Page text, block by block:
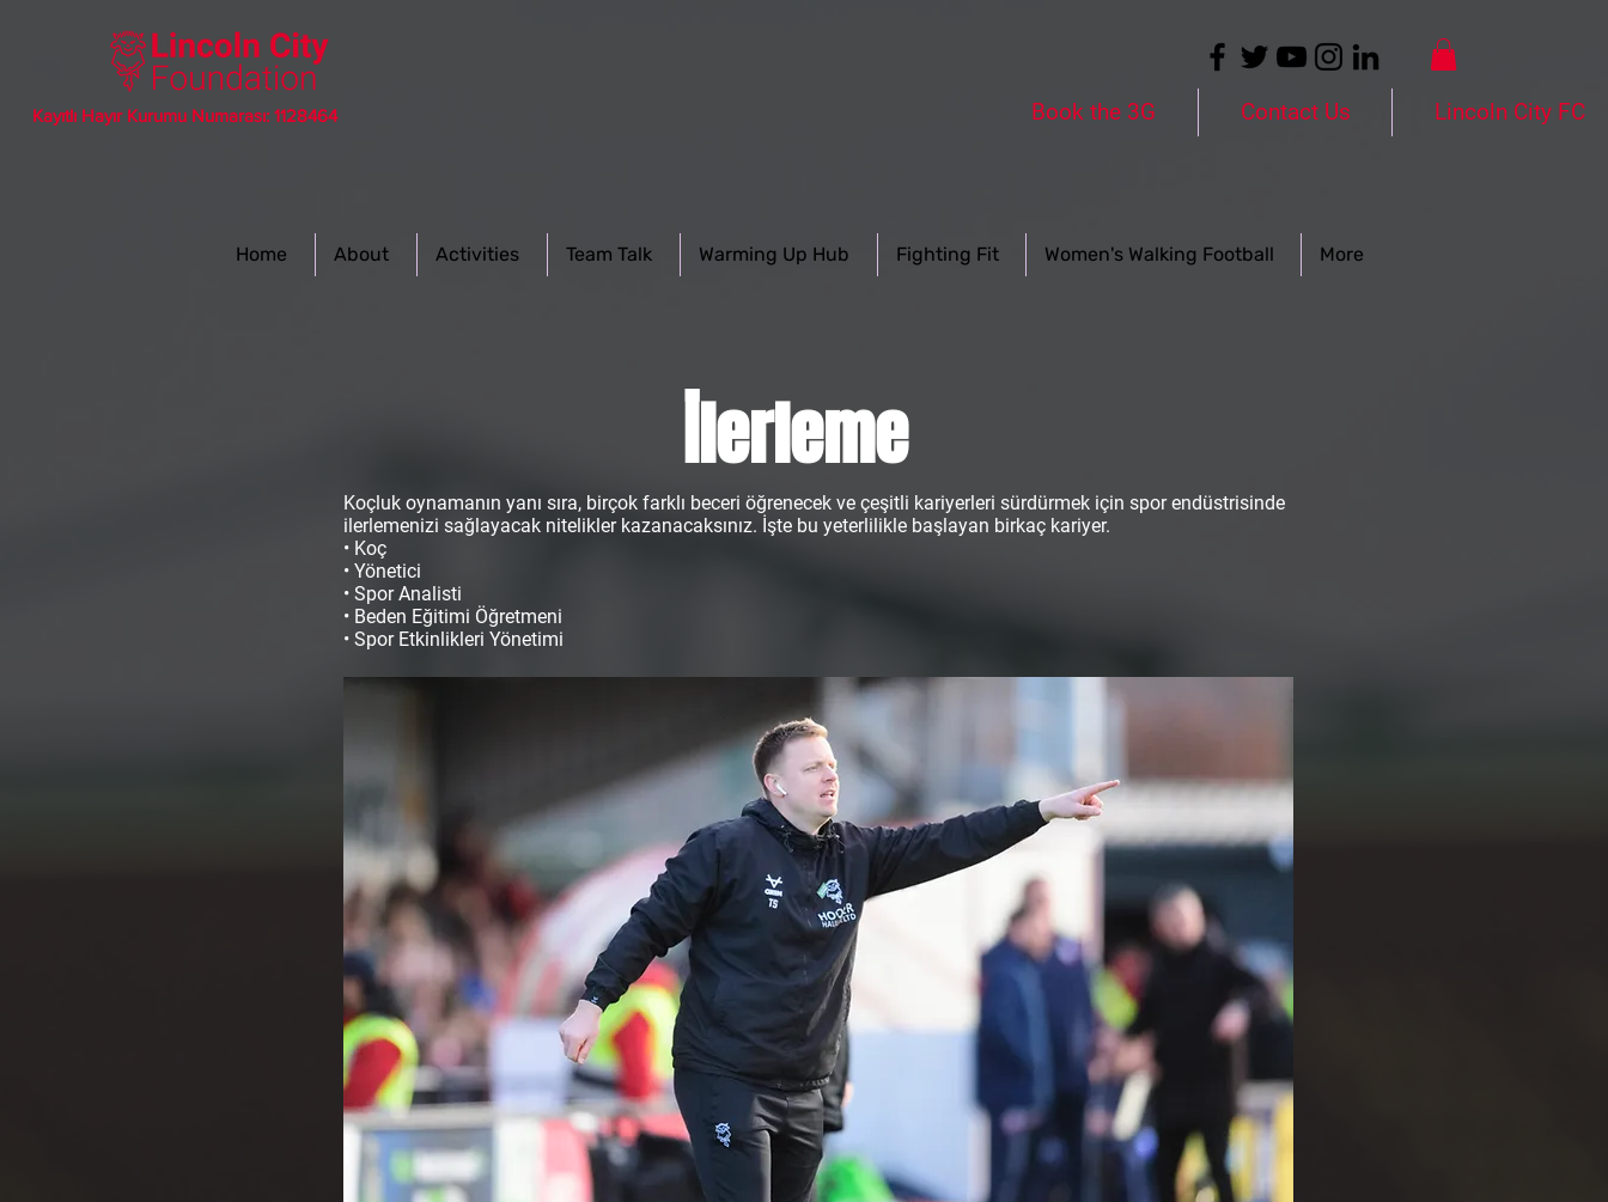
Kayıtlı Hayır Kurumu Numarası: 1128464 Book the 3G Contact Us Lincoln City FC
Home About Activities Team Talk Warming Up Hub Fighting Fit Women's Walking Football More
İlerleme
Koçluk oynamanın yanı sıra, birçok farklı beceri öğrenecek ve çeşitli kariyerleri sürdürmek için spor endüstrisinde
ilerlemenizi sağlayacak nitelikler kazanacaksınız. İşte bu yeterlilikle başlayan birkaç kariyer.
• Koç
• Yönetici
• Spor Analisti
• Beden Eğitimi Öğretmeni
• Spor Etkinlikleri Yönetimi